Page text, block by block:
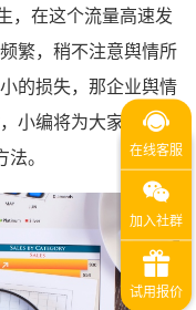
，在这个流量高速发
繁，稍不注意舆情所
的损失，那企业舆情
小编将为大家揭秘企
。